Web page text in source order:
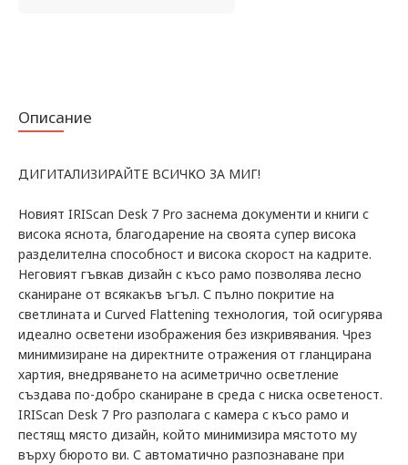
Описание
ДИГИТАЛИЗИРАЙТЕ ВСИЧКО ЗА МИГ!
Новият IRIScan Desk 7 Pro заснема документи и книги с
висока яснота, благодарение на своята супер висока
разделителна способност и висока скорост на кадрите.
Неговият гъвкав дизайн с късо рамо позволява лесно
сканиране от всякакъв ъгъл. С пълно покритие на
светлината и Curved Flattening технология, той осигурява
идеално осветени изображения без изкривявания. Чрез
минимизиране на директните отражения от гланцирана
хартия, внедряването на асиметрично осветление
създава по-добро сканиране в среда с ниска осветеност.
IRIScan Desk 7 Pro разполага с камера с късо рамо и
пестящ място дизайн, който минимизира мястото му
върху бюрото ви. С автоматично разпознаване при